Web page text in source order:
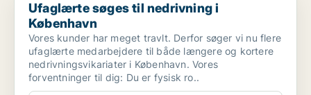
Ufaglærte søges til nedrivning i
København
Vores kunder har meget travlt. Derfor søger vi nu flere
ufaglærte medarbejdere til både længere og kortere
nedrivningsvikariater i København. Vores
forventninger til dig: Du er fysisk ro..